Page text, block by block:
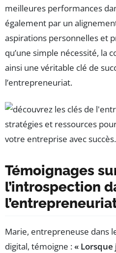
meilleures performances
également par un
aspirations personnelles et
qu’une simple nécessité, la
ainsi une véritable clé de
l’entrepreneuriat.
Témoignages
l’introspection
Marie, entrepreneuse dans
digital, témoigne :« Lorsque